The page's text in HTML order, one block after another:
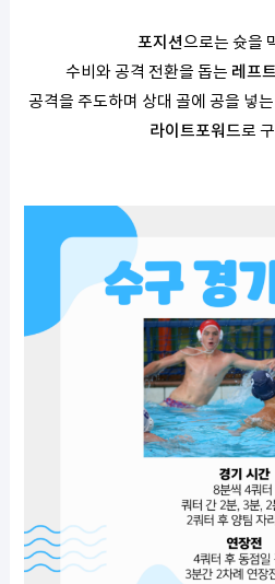
포지션으로는 슛을
수비와 공격 전환을 돕는 레프
공격을 주도하며 상대 골에 공을 넣는
라이트포워드로